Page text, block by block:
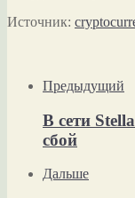
Источник:
Предыдущий
В сети
сбой
Дальше